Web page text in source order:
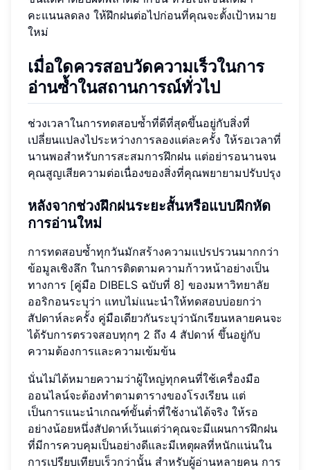
คะแนนลดลง ให้ฝึกฝนต่อไปก่อนที่คุณจะตั้งเป้าหมาย
ใหม่
เมื่อใดควรสอบวัดความเร็วในการ
อ่านซ้ำในสถานการณ์ทั่วไป
ช่วงเวลาในการทดสอบซ้ำที่ดีที่สุดขึ้นอยู่กับสิ่งที่
เปลี่ยนแปลงไประหว่างการลองแต่ละครั้ง ให้รอเวลาที่
นานพอสำหรับการสะสมการฝึกฝน แต่อย่ารอนานจน
คุณสูญเสียความต่อเนื่องของสิ่งที่คุณพยายามปรับปรุง
หลังจากช่วงฝึกฝนระยะสั้นหรือแบบฝึกหัด
การอ่านใหม่
การทดสอบซ้ำทุกวันมักสร้างความแปรปรวนมากกว่า
ข้อมูลเชิงลึก ในการติดตามความก้าวหน้าอย่างเป็น
ทางการ [คู่มือ DIBELS ฉบับที่ 8] ของมหาวิทยาลัย
ออริกอนระบุว่า แทบไม่แนะนำให้ทดสอบบ่อยกว่า
สัปดาห์ละครั้ง คู่มือเดียวกันระบุว่านักเรียนหลายคนจะ
ได้รับการตรวจสอบทุกๆ 2 ถึง 4 สัปดาห์ ขึ้นอยู่กับ
ความต้องการและความเข้มข้น
นั่นไม่ได้หมายความว่าผู้ใหญ่ทุกคนที่ใช้เครื่องมือ
ออนไลน์จะต้องทำตามตารางของโรงเรียน แต่
เป็นการแนะนำเกณฑ์ขั้นต่ำที่ใช้งานได้จริง ให้รอ
อย่างน้อยหนึ่งสัปดาห์เว้นแต่ว่าคุณจะมีแผนการฝึกฝน
ที่มีการควบคุมเป็นอย่างดีและมีเหตุผลที่หนักแน่นใน
การเปรียบเทียบเร็วกว่านั้น สำหรับผู้อ่านหลายคน การ